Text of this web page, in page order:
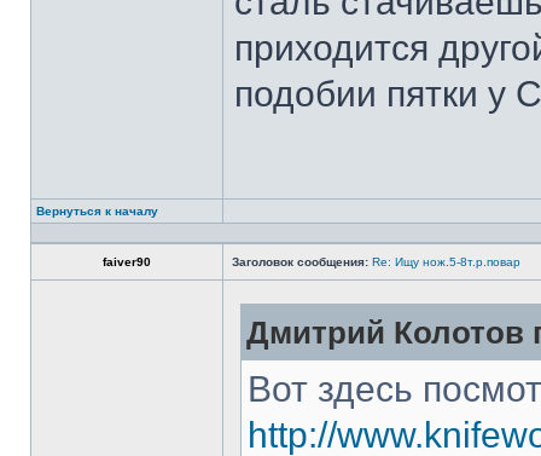
приходится
подобии пятки у
Вернуться к началу
faiver90 Заголовок сообщения: Re: Ищу нож.5-8т.р.повар
Дмитрий Колотов
Вот здесь
http://